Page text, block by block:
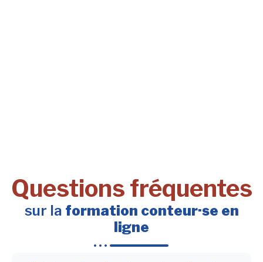
Questions fréquentes
sur la formation conteur·se en
ligne